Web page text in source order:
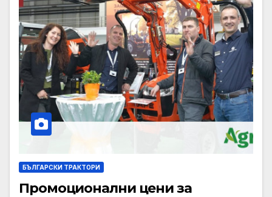
БЪЛГАРСКИ ТРАКТОРИ
Промоционални цени за